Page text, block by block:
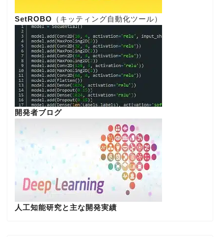
SetROBO （キッティング自動化ツール）
開発者ブログ
人工知能研究と主な開発実績